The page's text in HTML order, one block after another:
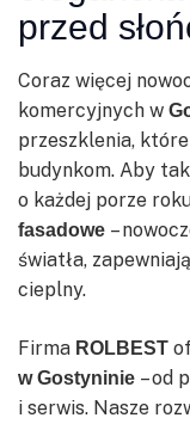
przed
Coraz więcej
komercyjnych w
przeszklenia,
budynkom. Aby
o każdej porze
fasadowe –
światła,
cieplny.
Firma ROLBEST
w Gostyninie – od
i serwis. Nasze